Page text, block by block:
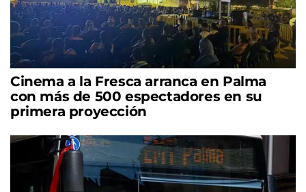
Cinema a la Fresca arranca en Palma
con más de 500 espectadores en su
primera proyección